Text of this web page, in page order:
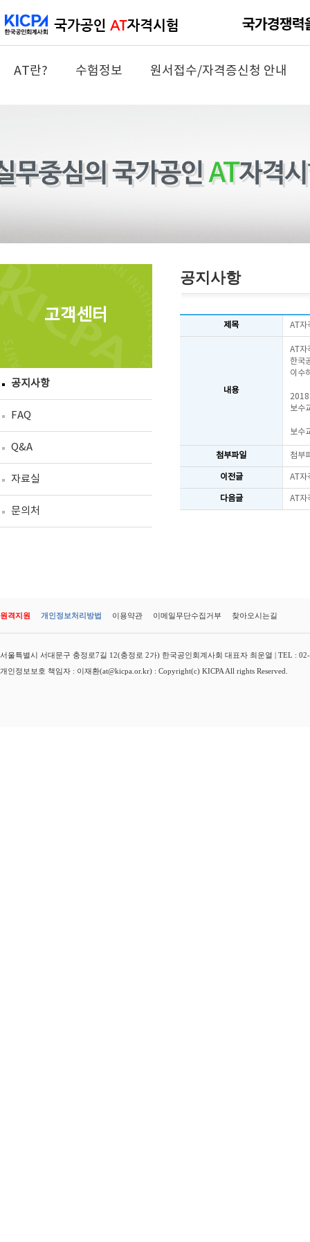
AT란? 수험정보 원서접수/자격증신청 안내
고객센터
공지사항
FAQ
Q&A
자료실
문의처
공지사항
제목 AT자
내용
AT자
한국
이수
2018
보수
보수
첨부파일 첨부
이전글 AT자
다음글 AT자
원격지원 개인정보처리방법 이용약관 이메일무단수집거부 찾아오시는길
서울특별시 서대문구 충정로7길 12(충정로 2가) 한국공인회계사회 대표자 최운열 | TEL :
개인정보보호 책임자 : 이재환(at@kicpa.or.kr) : Copyright(c) KICPA All rights Reserved.